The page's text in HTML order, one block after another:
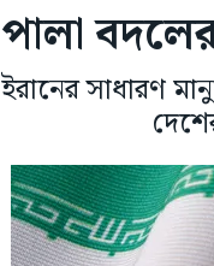
পালা
ইরানের সাধারণ